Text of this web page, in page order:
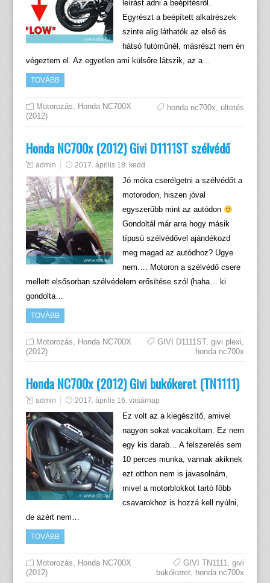
leírást adni a beépítésről.
Egyrészt a beépített alkatrészek
szinte alig láthatók az első és
hátsó futóműnél, másrészt nem én
végeztem el. Az egyetlen ami külsőre látszik, az a…
TOVÁBB
Motorozás, Honda NC700X
(2012)
honda nc700x, ültetés
Honda NC700x (2012) Givi D1111ST szélvédő
admin 2017. április 18. kedd
Jó móka cserélgetni a szélvédőt a
motorodon, hiszen jóval
egyszerűbb mint az autódon
Gondoltál már arra hogy másik
típusú szélvédővel ajándékozd
meg magad az autódhoz? Ugye
nem…. Motoron a szélvédő csere
mellett elsősorban szélvédelem erősítése szól (haha… ki
gondolta…
TOVÁBB
Motorozás, Honda NC700X
(2012)
GIVI D1111ST,givi plexi,
honda nc700x
Honda NC700x (2012) Givi bukókeret (TN1111)
admin 2017. április 16. vasárnap
Ez volt az a kiegészítő, amivel
nagyon sokat vacakoltam. Ez nem
egy kis darab… A felszerelés sem
10 perces munka, vannak akiknek
ezt otthon nem is javasolnám,
mivel a motorblokkot tartó főbb
csavarokhoz is hozzá kell nyúlni,
de azért nem…
TOVÁBB
Motorozás, Honda NC700X
(2012)
GIVI TN1111,givi
bukókeret, honda nc700x